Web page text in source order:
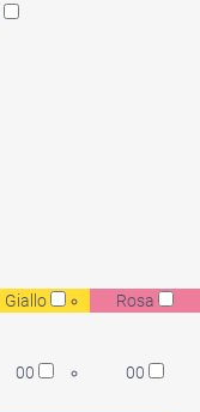
Giallo
Rosa
00
00